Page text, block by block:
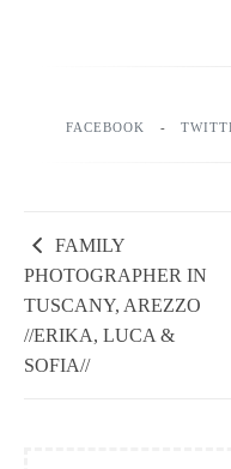
FACEBOOK
FAMILY
PHOTOGRAPHER IN
TUSCANY, AREZZO
//ERIKA, LUCA &
SOFIA//